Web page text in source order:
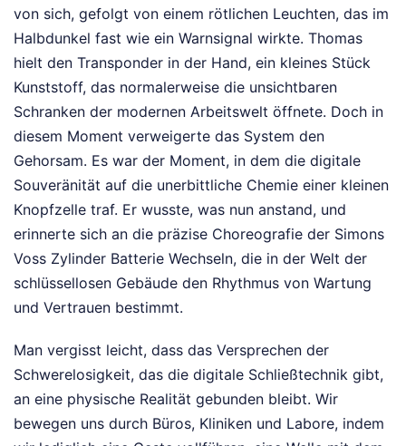
von sich, gefolgt von einem rötlichen Leuchten, das im
Halbdunkel fast wie ein Warnsignal wirkte. Thomas
hielt den Transponder in der Hand, ein kleines Stück
Kunststoff, das normalerweise die unsichtbaren
Schranken der modernen Arbeitswelt öffnete. Doch in
diesem Moment verweigerte das System den
Gehorsam. Es war der Moment, in dem die digitale
Souveränität auf die unerbittliche Chemie einer kleinen
Knopfzelle traf. Er wusste, was nun anstand, und
erinnerte sich an die präzise Choreografie der Simons
Voss Zylinder Batterie Wechseln, die in der Welt der
schlüssellosen Gebäude den Rhythmus von Wartung
und Vertrauen bestimmt.
Man vergisst leicht, dass das Versprechen der
Schwerelosigkeit, das die digitale Schließtechnik gibt,
an eine physische Realität gebunden bleibt. Wir
bewegen uns durch Büros, Kliniken und Labore, indem